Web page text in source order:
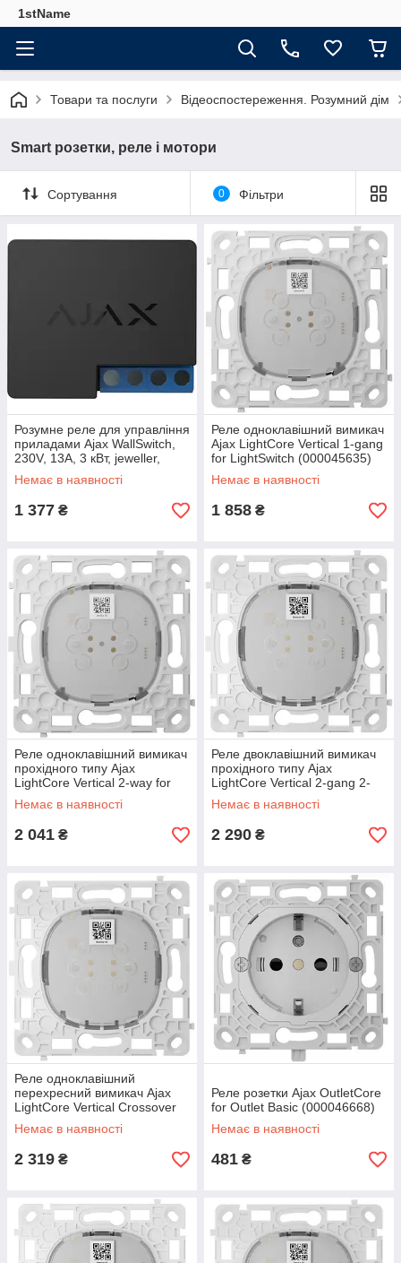
1stName
Товари та послуги Відеоспостереження. Розумний дім
Smart розетки, реле і мотори
Сортування 0 Фільтри
Розумне реле для управління
приладами Ajax WallSwitch,
230V, 13А, 3 кВт, jeweller,
бездротове (000001163)
Немає в наявності
1 377 ₴
Реле одноклавішний вимикач
Ajax LightCore Vertical 1-gang
for LightSwitch (000045635)
Немає в наявності
1 858 ₴
Реле одноклавішний вимикач
прохідного типу Ajax
LightCore Vertical 2-way for
LightSwitch (000046129)
Немає в наявності
2 041 ₴
Реле двоклавішний вимикач
прохідного типу Ajax
LightCore Vertical 2-gang 2-
way for LightSwitch
(000046130)
Немає в наявності
2 290 ₴
Реле одноклавішний
перехресний вимикач Ajax
LightCore Vertical Crossover
for LightSwitch (000046131)
Немає в наявності
2 319 ₴
Реле розетки Ajax OutletCore
for Outlet Basic (000046668)
Немає в наявності
481 ₴